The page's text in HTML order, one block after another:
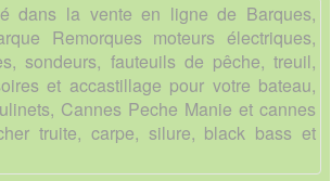
dans la vente en ligne de Barques,
Remorques moteurs électriques,
sondeurs, fauteuils de pêche, treuil,
et accastillage pour votre bateau,
Cannes Peche Manie et cannes
truite, carpe, silure, black bass et